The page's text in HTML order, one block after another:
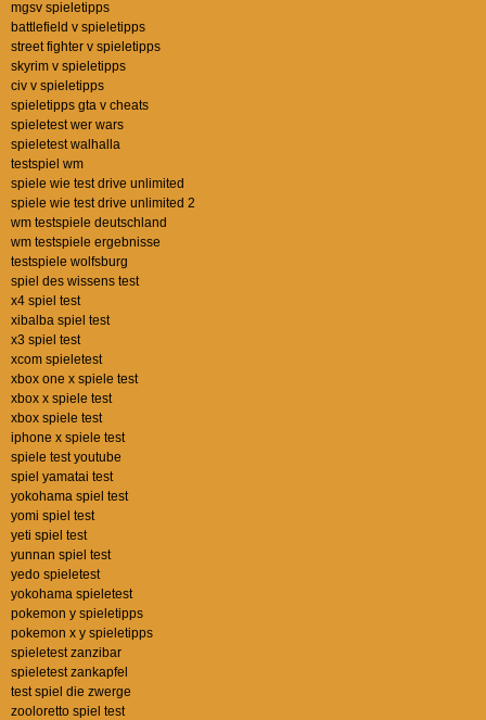
mgsv spieletipps
battlefield v spieletipps
street fighter v spieletipps
skyrim v spieletipps
civ v spieletipps
spieletipps gta v cheats
spieletest wer wars
spieletest walhalla
testspiel wm
spiele wie test drive unlimited
spiele wie test drive unlimited 2
wm testspiele deutschland
wm testspiele ergebnisse
testspiele wolfsburg
spiel des wissens test
x4 spiel test
xibalba spiel test
x3 spiel test
xcom spieletest
xbox one x spiele test
xbox x spiele test
xbox spiele test
iphone x spiele test
spiele test youtube
spiel yamatai test
yokohama spiel test
yomi spiel test
yeti spiel test
yunnan spiel test
yedo spieletest
yokohama spieletest
pokemon y spieletipps
pokemon x y spieletipps
spieletest zanzibar
spieletest zankapfel
test spiel die zwerge
zooloretto spiel test